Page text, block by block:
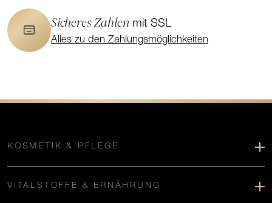
Sicheres Zahlen mit SSL
Alles zu den Zahlungsmöglichkeiten
KOSMETIK & PFLEGE
VITALSTOFFE & ERNÄHRUNG